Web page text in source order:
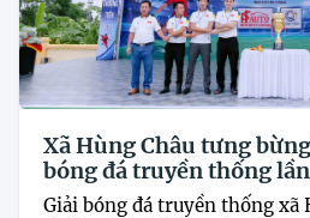
Xã Hùng Châu tưng
bóng đá truyền thống
Giải bóng đá truyền thống xã